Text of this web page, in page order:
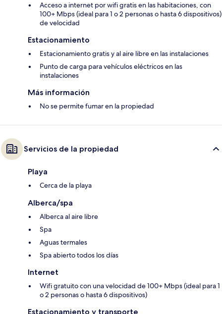
Acceso a internet por wifi gratis en las habitaciones, con
100+ Mbps (ideal para 1 o 2 personas o hasta 6 dispositivos)
de velocidad
Estacionamiento
Estacionamiento gratis y al aire libre en las instalaciones
Punto de carga para vehículos eléctricos en las
instalaciones
Más información
No se permite fumar en la propiedad
Servicios de la propiedad
Playa
Cerca de la playa
Alberca/spa
Alberca al aire libre
Spa
Aguas termales
Spa abierto todos los días
Internet
Wifi gratuito con una velocidad de 100+ Mbps (ideal para 1
o 2 personas o hasta 6 dispositivos)
Estacionamiento y transporte